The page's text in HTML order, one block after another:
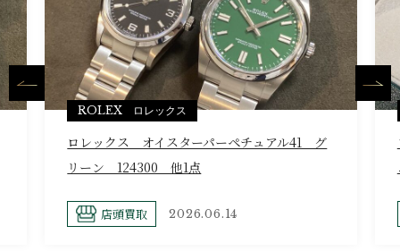
ROLEX ロレックス
ロレックス オイスターパーペチュアル41 グ
リーン 124300 他1点
店頭買取 2026.06.14